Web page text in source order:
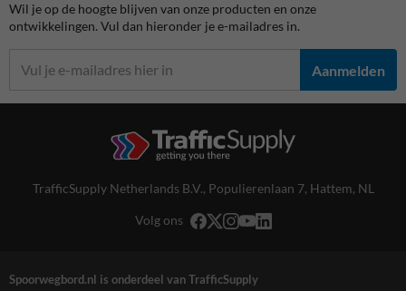
Wil je op de hoogte blijven van onze producten en onze
ontwikkelingen. Vul dan hieronder je e-mailadres in.
Aanmelden
TrafficSupply Netherlands B.V., Populierenlaan 7, Hattem, NL
Volg ons
Spoorwegbord.nl is onderdeel van TrafficSupply